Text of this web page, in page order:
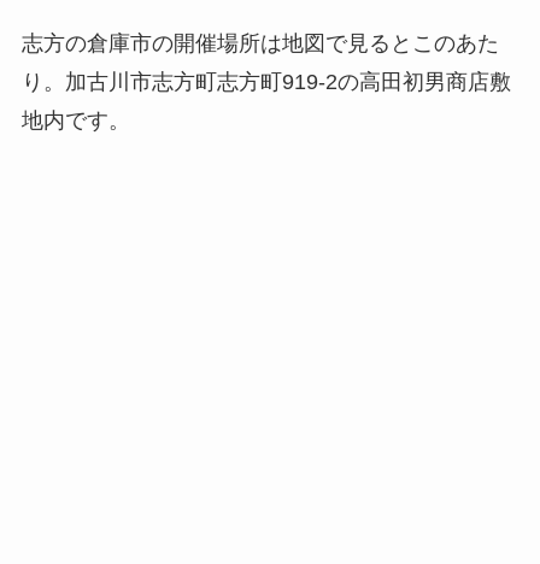
志方の倉庫市の開催場所は地図で見るとこのあた
り。加古川市志方町志方町919-2の高田初男商店敷
地内です。